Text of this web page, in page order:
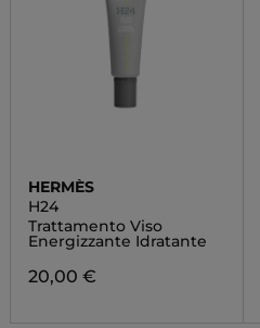
HERMÈS
H24
Trattamento Viso
Energizzante Idratante
20,00 €